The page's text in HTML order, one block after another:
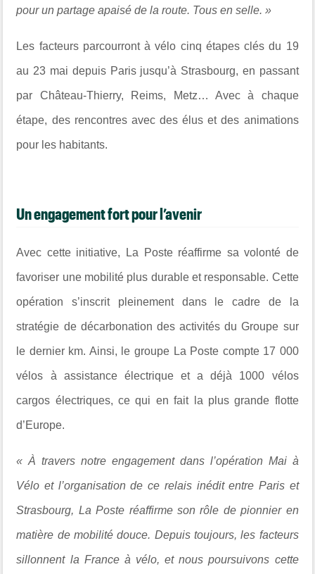
pour un partage apaisé de la route. Tous en selle. »
Les facteurs parcourront à vélo cinq étapes clés du 19
au 23 mai depuis Paris jusqu’à Strasbourg, en passant
par Château-Thierry, Reims, Metz… Avec à chaque
étape, des rencontres avec des élus et des animations
pour les habitants.
Un engagement fort pour l’avenir
Avec cette initiative, La Poste réaffirme sa volonté de
favoriser une mobilité plus durable et responsable. Cette
opération s’inscrit pleinement dans le cadre de la
stratégie de décarbonation des activités du Groupe sur
le dernier km. Ainsi, le groupe La Poste compte 17 000
vélos à assistance électrique et a déjà 1000 vélos
cargos électriques, ce qui en fait la plus grande flotte
d’Europe.
« À travers notre engagement dans l’opération Mai à
Vélo et l’organisation de ce relais inédit entre Paris et
Strasbourg, La Poste réaffirme son rôle de pionnier en
matière de mobilité douce. Depuis toujours, les facteurs
sillonnent la France à vélo, et nous poursuivons cette